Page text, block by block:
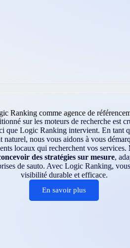
Ranking comme agence de
sur les moteurs de recherche est
que Logic Ranking intervient. En tant
naturel, nous vous aidons à vous
locaux qui recherchent vos services.
des stratégies sur mesure,
de sauto. Avec Logic Ranking,
visibilité durable et efficace.
En savoir plus